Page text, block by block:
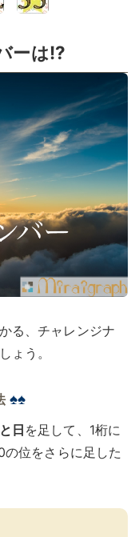
ーは!?
る、チャレンジナ
ょう。
♠♠
日を足して、1桁に
の位をさらに足した